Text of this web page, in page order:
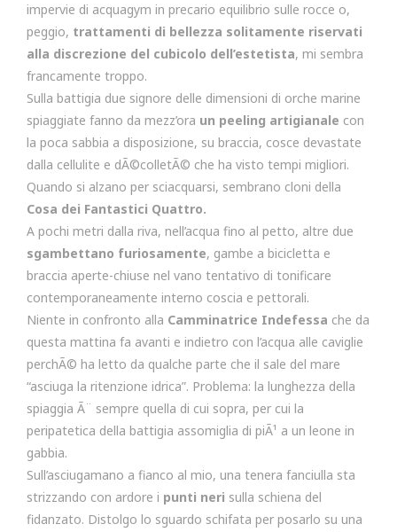
impervie di acquagym in precario equilibrio sulle rocce o,
peggio, trattamenti di bellezza solitamente riservati
alla discrezione del cubicolo dell’estetista, mi sembra
francamente troppo.
Sulla battigia due signore delle dimensioni di orche marine
spiaggiate fanno da mezz’ora un peeling artigianale con
la poca sabbia a disposizione, su braccia, cosce devastate
dalla cellulite e dÃ©colletÃ© che ha visto tempi migliori.
Quando si alzano per sciacquarsi, sembrano cloni della
Cosa dei Fantastici Quattro.
A pochi metri dalla riva, nell’acqua fino al petto, altre due
sgambettano furiosamente, gambe a bicicletta e
braccia aperte-chiuse nel vano tentativo di tonificare
contemporaneamente interno coscia e pettorali.
Niente in confronto alla Camminatrice Indefessa che da
questa mattina fa avanti e indietro con l’acqua alle caviglie
perchÃ© ha letto da qualche parte che il sale del mare
“asciuga la ritenzione idrica”. Problema: la lunghezza della
spiaggia Ã¨ sempre quella di cui sopra, per cui la
peripatetica della battigia assomiglia di piÃ¹ a un leone in
gabbia.
Sull’asciugamano a fianco al mio, una tenera fanciulla sta
strizzando con ardore i punti neri sulla schiena del
fidanzato. Distolgo lo sguardo schifata per posarlo su una